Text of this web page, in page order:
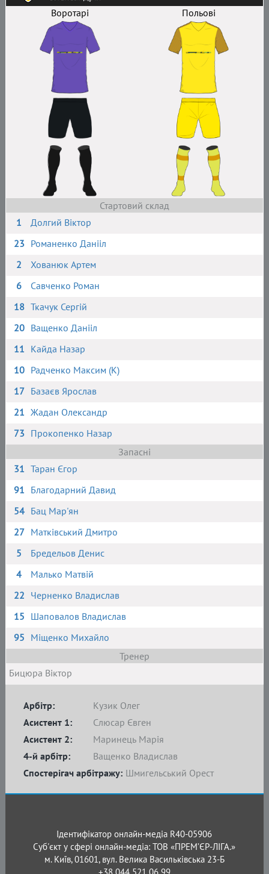
Воротарі
Польові
Стартовий склад
1
Долгий Віктор
23 Романенко Данііл
2
Хованюк Артем
6
Савченко Роман
18 Ткачук Сергій
20 Ващенко Данііл
11 Кайда Назар
10 Радченко Максим (К)
17 Базаєв Ярослав
21 Жадан Олександр
73 Прокопенко Назар
Запасні
31 Таран Єгор
91 Благодарний Давид
54 Бац Мар'ян
27 Матківський Дмитро
5
Бредельов Денис
4
Малько Матвій
22 Черненко Владислав
15 Шаповалов Владислав
95 Міщенко Михайло
Тренер
Бицюра Віктор
Арбітр:
Кузик Олег
Асистент 1:
Слюсар Євген
Асистент 2:
Маринець Марія
4-й арбітр:
Ващенко Владислав
Спостерігач арбітражу: Шмигельський Орест
Ідентифікатор онлайн-медіа R40-05906
Суб'єкт у сфері онлайн-медіа: ТОВ «ПРЕМ’ЄР-ЛІГА.»
м. Київ, 01601, вул. Велика Васильківська 23-Б